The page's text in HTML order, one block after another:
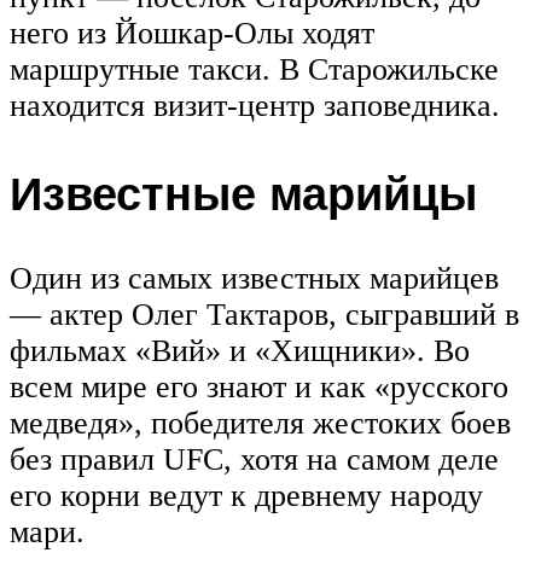
него из Йошкар-Олы ходят
маршрутные такси. В Старожильске
находится визит-центр заповедника.
Известные марийцы
Один из самых известных марийцев
— актер Олег Тактаров, сыгравший в
фильмах «Вий» и «Хищники». Во
всем мире его знают и как «русского
медведя», победителя жестоких боев
без правил UFC, хотя на самом деле
его корни ведут к древнему народу
мари.